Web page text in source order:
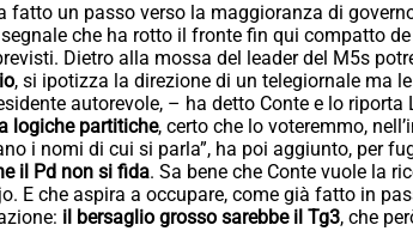
fatto un passo verso la maggioranza di
segnale che ha rotto il fronte fin qui compatto
Dietro alla mossa del leader del M5s
, si ipotizza la direzione di un telegiornale ma
autorevole, – ha detto Conte e lo
logiche partitiche, certo che lo voteremmo,
i nomi di cui si parla”, ha poi aggiunto, per
il Pd non si fida. Sa bene che Conte vuole la
E che aspira a occupare, come già fatto in
il bersaglio grosso sarebbe il Tg3, che